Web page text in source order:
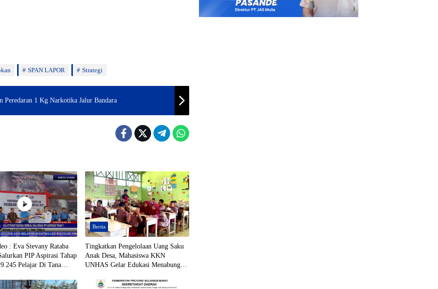
SPAN LAPOR Strategi
Peredaran 1 Kg Narkotika Jalur Bandara
: Eva Stevany Rataba
PIP Aspirasi Tahap
Pelajar Di Tana
Berita
Tingkatkan Pengelolaan Uang Saku
Anak Desa, Mahasiswa KKN
UNHAS Gelar Edukasi Menabung
Pitue